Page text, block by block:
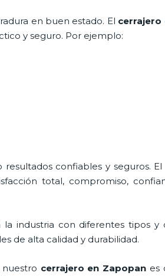
en buen estado. El cerrajero
y seguro. Por ejemplo:
confiables y seguros.
total, compromiso,
industria con diferentes tipos y
de alta calidad y durabilidad.
cerrajero en Zapopan es